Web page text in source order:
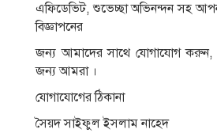
এফিডেভিট, শুভেচ্ছা অভিনন্দন সহ
বিজ্ঞাপনের
জন্য আমাদের সাথে যোগাযোগ করুন,
জন্য আমরা ।
যোগাযোগের ঠিকানা
সৈয়দ সাইফুল ইসলাম নাহেদ